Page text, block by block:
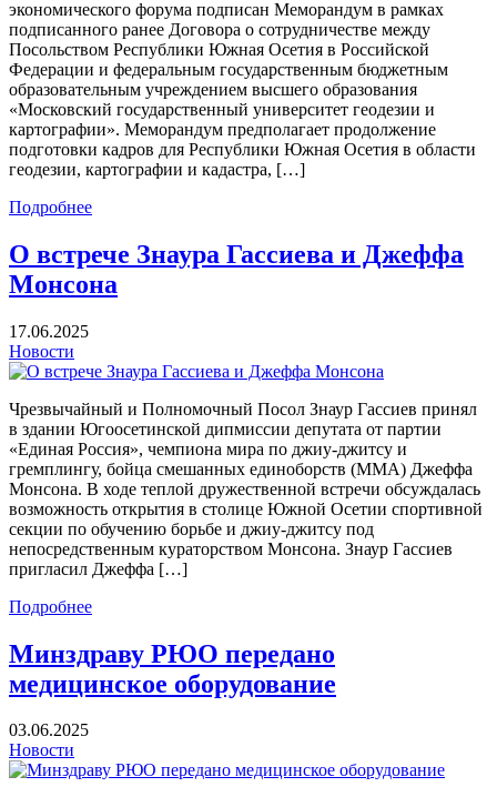
экономического форума подписан Меморандум в рамках
подписанного ранее Договора о сотрудничестве между
Посольством Республики Южная Осетия в Российской
Федерации и федеральным государственным бюджетным
образовательным учреждением высшего образования
«Московский государственный университет геодезии и
картографии». Меморандум предполагает продолжение
подготовки кадров для Республики Южная Осетия в области
геодезии, картографии и кадастра, […]
Подробнее
О встрече Знаура Гассиева и Джеффа
Монсона
17.06.2025
Новости
Чрезвычайный и Полномочный Посол Знаур Гассиев принял
в здании Югоосетинской дипмиссии депутата от партии
«Единая Россия», чемпиона мира по джиу-джитсу и
гремплингу, бойца смешанных единоборств (ММА) Джеффа
Монсона. В ходе теплой дружественной встречи обсуждалась
возможность открытия в столице Южной Осетии спортивной
секции по обучению борьбе и джиу-джитсу под
непосредственным кураторством Монсона. Знаур Гассиев
пригласил Джеффа […]
Подробнее
Минздраву РЮО передано
медицинское оборудование
03.06.2025
Новости